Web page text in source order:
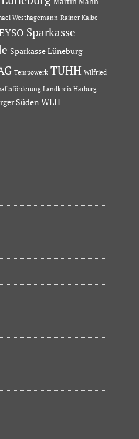
Westhagemann Rainer Kalbe
Sparkasse
Sparkasse Lüneburg
Tempowerk TUHH Wilfried
Landkreis Harburg
Süden WLH